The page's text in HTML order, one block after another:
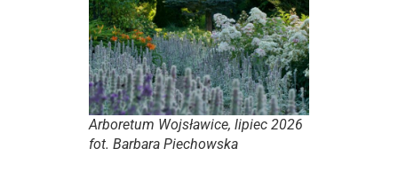
Arboretum Wojsławice, lipiec 2026
fot. Barbara Piechowska